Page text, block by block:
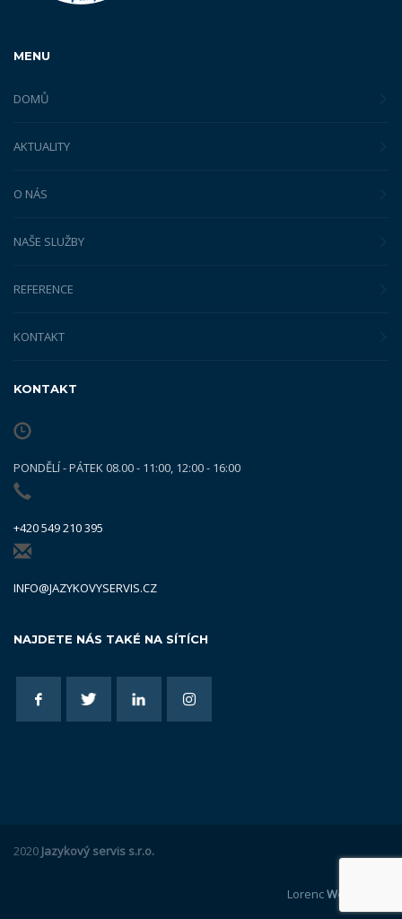
MENU
DOMŮ
AKTUALITY
O NÁS
NAŠE SLUŽBY
REFERENCE
KONTAKT
KONTAKT
PONDĚLÍ - PÁTEK 08.00 - 11:00, 12:00 - 16:00
+420 549 210 395
INFO@JAZYKOVYSERVIS.CZ
NAJDETE NÁS TAKÉ NA SÍTÍCH
2020 Jazykový servis s.r.o.
LorencWebdesign